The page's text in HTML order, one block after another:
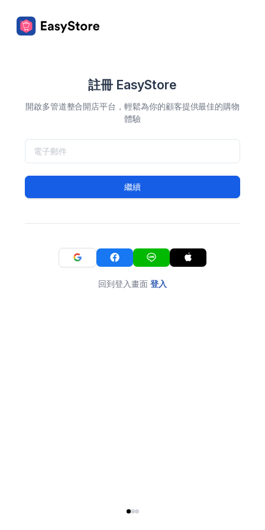
註冊 EasyStore
開啟多管道整合開店平台，輕鬆為你的顧客提供最佳的購物
體驗
繼續
回到登入畫面 登入